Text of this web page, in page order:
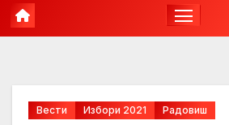
Вести Избори 2021 Радовиш